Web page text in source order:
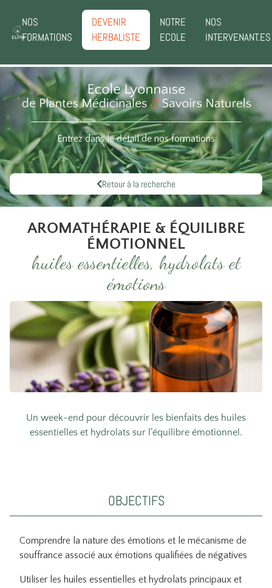
NOS
FORMATIONS
DEVENIR
HERBALISTE
NOTRE
ECOLE
NOS
INTERVENANT.ES
Entrez dans le détail de nos formations
Retour à la recherche
AROMATHÉRAPIE & ÉQUILIBRE
ÉMOTIONNEL
huiles essentielles, hydrolats et
émotions
Un week-end pour découvrir les bienfaits des huiles
essentielles et hydrolats sur l’équilibre émotionnel.
OBJECTIFS
Comprendre la nature des émotions et le mécanisme de
souffrance associé aux émotions qualifiées de négatives
Utiliser les huiles essentielles et hydrolats principaux et